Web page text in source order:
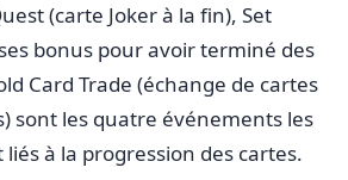
(carte Joker à la fin), Set
bonus pour avoir terminé des
Card Trade (échange de cartes
sont les quatre événements les
à la progression des cartes.